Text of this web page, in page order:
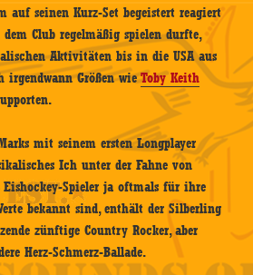
auf seinen Kurz-Set begeistert reagiert
Club regelmäßig spielen durfte,
Aktivitäten bis in die USA aus
irgendwann Größen wieToby Keith
mit seinem ersten Longplayer
Ich unter der Fahne von
Eishockey-Spieler ja oftmals für ihre
bekannt sind, enthält der Silberling
zünftige Country Rocker, aber
Herz-Schmerz-Ballade.